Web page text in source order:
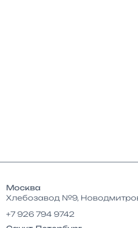
Москва
Хлебозавод №9,
+7 926 794 9742